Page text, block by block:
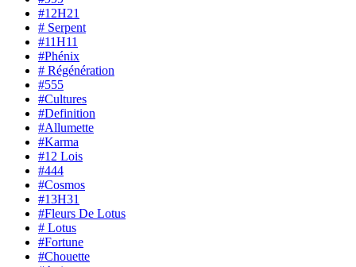
#12H21
# Serpent
#11H11
#Phénix
# Régénération
#555
#Cultures
#Definition
#Allumette
#Karma
#12 Lois
#444
#Cosmos
#13H31
#Fleurs De Lotus
# Lotus
#Fortune
#Chouette